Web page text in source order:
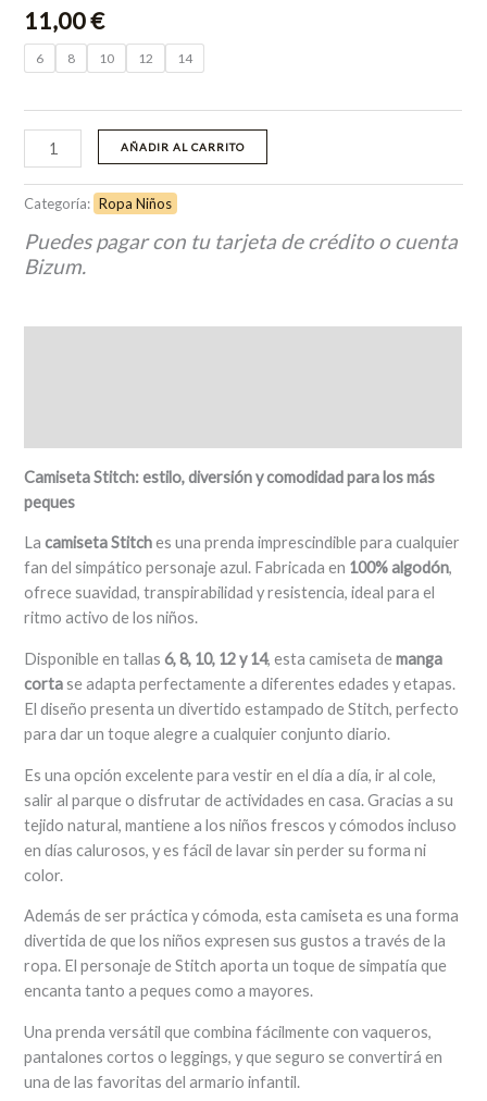
11,00€
6 8 10 12 14
AÑADIR AL CARRITO
Categoría: Ropa Niños
Puedes pagar con tu tarjeta de crédito o cuenta
Bizum.
Camiseta Stitch: estilo, diversión y comodidad para los más
peques
Lacamiseta Stitches una prenda imprescindible para cualquier
fan del simpático personaje azul. Fabricada en 100% algodón,
ofrece suavidad, transpirabilidad y resistencia, ideal para el
ritmo activo de los niños.
Disponible en tallas6, 8, 10, 12 y 14, esta camiseta demanga
cortase adapta perfectamente a diferentes edades y etapas.
El diseño presenta un divertido estampado de Stitch, perfecto
para dar un toque alegre a cualquier conjunto diario.
Es una opción excelente para vestir en el día a día, ir al cole,
salir al parque o disfrutar de actividades en casa. Gracias a su
tejido natural, mantiene a los niños frescos y cómodos incluso
en días calurosos, y es fácil de lavar sin perder su forma ni
color.
Además de ser práctica y cómoda, esta camiseta es una forma
divertida de que los niños expresen sus gustos a través de la
ropa. El personaje de Stitch aporta un toque de simpatía que
encanta tanto a peques como a mayores.
Una prenda versátil que combina fácilmente con vaqueros,
pantalones cortos o leggings, y que seguro se convertirá en
una de las favoritas del armario infantil.